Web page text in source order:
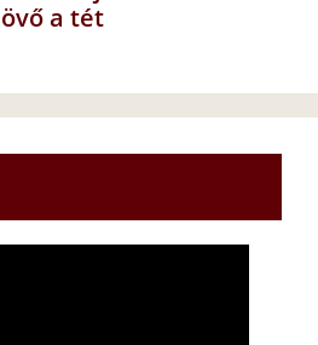
a tét